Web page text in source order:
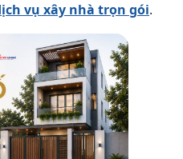
vụ xây nhà trọn gói.